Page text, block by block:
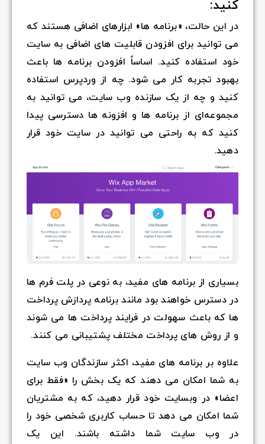
کنید:
در این حالت، «برنامه ها» ابزارهای اضافی هستند که
می توانید برای افزودن قابلیت های اضافی به سایت
خود استفاده کنید. اساساً افزودن برنامه ها باعث
بهبود تجربه کار می شود. چه از وردپرس استفاده
کنید و چه از یک سازنده وب سایت، می توانید به
مجموعه‌ای از برنامه ها و افزونه ها دسترسی پیدا
کنید که به راحتی می توانید در سایت خود قرار
دهید.
بسیاری از برنامه های مفید، به نوعی در پلت فرم ها
در دسترس خواهند بود مانند برنامه پردازش پرداخت
ها که باعث سهولت در فرایند پرداخت ها می شوند
و از روش های پرداخت مختلف پشتیبانی می کنند.
علاوه بر برنامه های مفید، اکثر سازندگان وب سایت
به شما امکان می دهند که یک بخش را «فقط برای
اعضا» در وبسایت خود قرار دهید، که به مشتریان
شما امکان می دهد تا حساب کاربری شخصی خود را
در وب سایت شما داشته باشند. این یک